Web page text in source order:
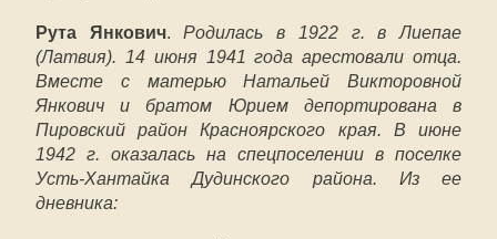
Рута Янкович.Родилась в 1922 г. в Лиепае
(Латвия). 14 июня 1941 года арестовали отца.
Вместе с матерью Натальей Викторовной
Янкович и братом Юрием депортирована в
Пировский район Красноярского края. В июне
1942 г. оказалась на спецпоселении в поселке
Усть-Хантайка Дудинского района. Из ее
дневника: